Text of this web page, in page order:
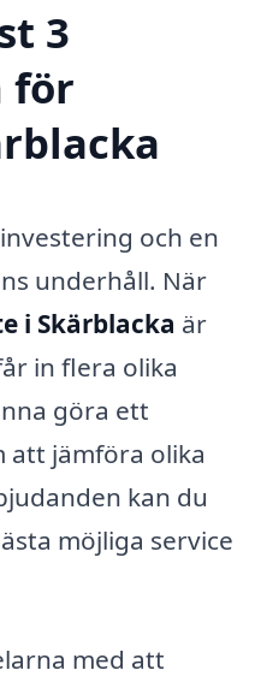
3
för
och en
underhåll. När
i Skärblacka är
in flera olika
göra ett
att jämföra olika
kan du
möjliga service
med att